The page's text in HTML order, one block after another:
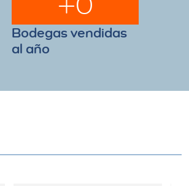
Bodegas vendidas
al año